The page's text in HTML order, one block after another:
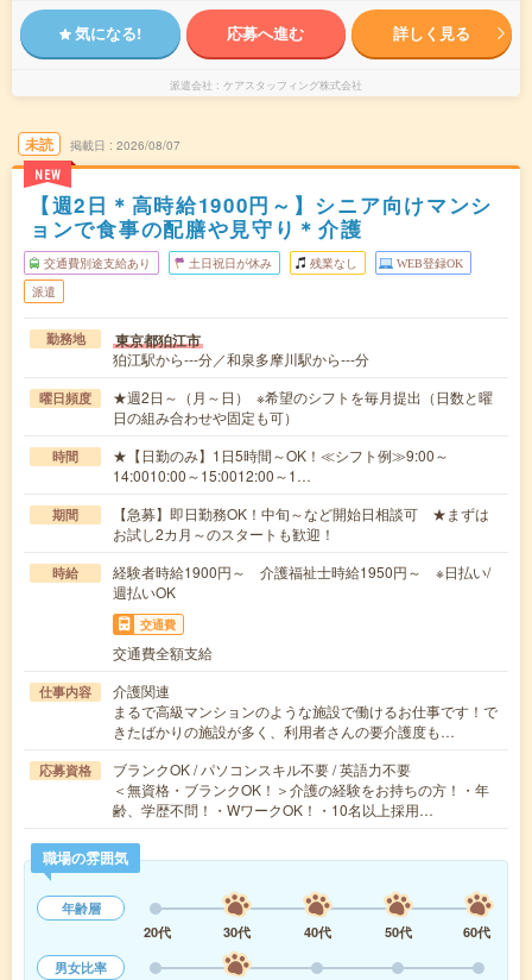
気になる! 応募へ進む 詳しく見る
派遣会社 ケアスタッフィング株式会社
未読
NEW
掲載日 2026/08/07
【週2日＊高時給1900円～】シニア向けマンシ
ョンで食事の配膳や見守り＊介護
交通費別途支給あり 土日祝日が休み 残業なし WEB登録OK
派遣
勤務地 東京都狛江市
狛江駅から---分／和泉多摩川駅から---分
曜日頻度
★週2日～（月～日） ※希望のシフトを毎月提出（日数と曜
日の組み合わせや固定も可）
時間
★【日勤のみ】1日5時間～OK！≪シフト例≫9:00～
14:0010:00～15:0012:00～1…
期間
【急募】即日勤務OK！中旬～など開始日相談可 ★まずは
お試し2カ月～のスタートも歓迎！
時給
経験者時給1900円～ 介護福祉士時給1950円～ ※日払い/
週払いOK
交通費
交通費全額支給
仕事内容
介護関連
まるで高級マンションのような施設で働けるお仕事です！で
きたばかりの施設が多く、利用者さんの要介護度も…
応募資格
ブランクOK / パソコンスキル不要 / 英語力不要
＜無資格・ブランクOK！＞介護の経験をお持ちの方！・年
齢、学歴不問！・WワークOK！・10名以上採用…
職場の雰囲気
年齢層
20代
30代 40代 50代
60代
男女比率